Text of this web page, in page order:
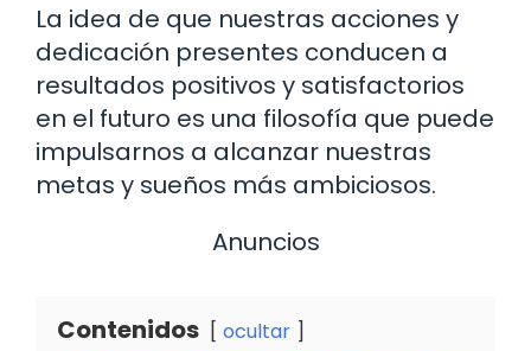
La idea de que nuestras acciones y
dedicación presentes conducen a
resultados positivos y satisfactorios
en el futuro es una filosofía que puede
impulsarnos a alcanzar nuestras
metas y sueños más ambiciosos.
Anuncios
Contenidos ocultar